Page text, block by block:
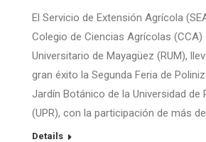
El Servicio de Extensión Agrícola
Colegio de Ciencias Agrícolas (CCA)
Universitario de Mayagüez (RUM),
gran éxito la Segunda Feria de
Jardín Botánico de la Universidad de
(UPR), con la participación de más
Details